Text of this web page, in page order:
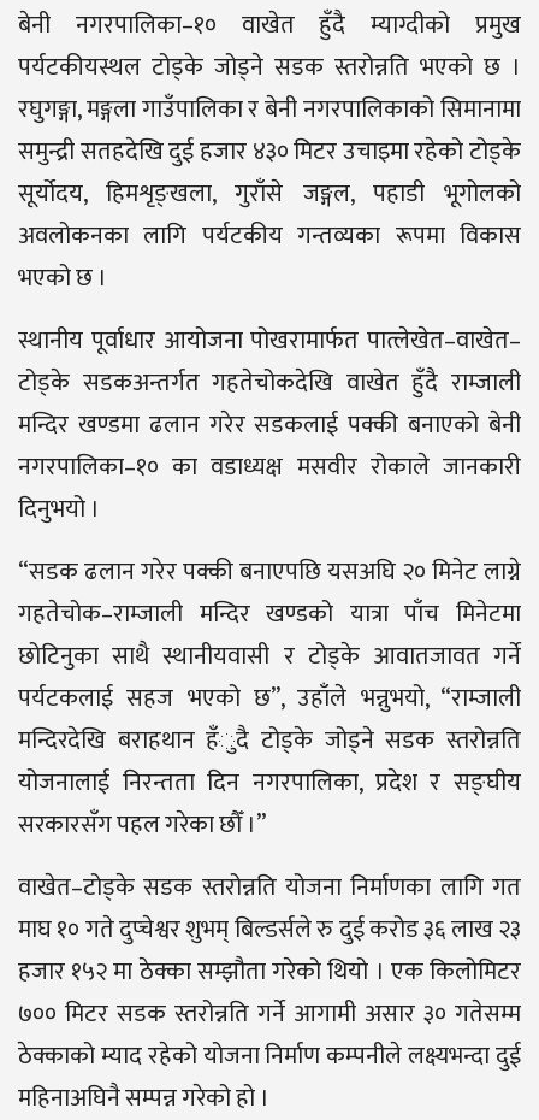
बेनी नगरपालिका–१० वाखेत हुँदै म्याग्दीको प्रमुख
पर्यटकीयस्थल टोड्के जोड्ने सडक स्तरोन्नति भएको छ ।
रघुगङ्गा, मङ्गला गाउँपालिका र बेनी नगरपालिकाको सिमानामा
समुन्द्री सतहदेखि दुई हजार ४३० मिटर उचाइमा रहेको टोड्के
सूर्योदय, हिमशृङ्खला, गुराँसे जङ्गल, पहाडी भूगोलको
अवलोकनका लागि पर्यटकीय गन्तव्यका रूपमा विकास
भएको छ ।
स्थानीय पूर्वाधार आयोजना पोखरामार्फत पात्लेखेत–वाखेत–
टोड्के सडकअन्तर्गत गहतेचोकदेखि वाखेत हुँदै राम्जाली
मन्दिर खण्डमा ढलान गरेर सडकलाई पक्की बनाएको बेनी
नगरपालिका–१० का वडाध्यक्ष मसवीर रोकाले जानकारी
दिनुभयो ।
“सडक ढलान गरेर पक्की बनाएपछि यसअघि २० मिनेट लाग्ने
गहतेचोक–राम्जाली मन्दिर खण्डको यात्रा पाँच मिनेटमा
छोटिनुका साथै स्थानीयवासी र टोड्के आवातजावत गर्ने
पर्यटकलाई सहज भएको छ”, उहाँले भन्नुभयो, “राम्जाली
मन्दिरदेखि बराहथान हँुदै टोड्के जोड्ने सडक स्तरोन्नति
योजनालाई निरन्तता दिन नगरपालिका, प्रदेश र सङ्घीय
सरकारसँग पहल गरेका छौँ ।”
वाखेत–टोड्के सडक स्तरोन्नति योजना निर्माणका लागि गत
माघ १० गते दुप्चेश्वर शुभम् बिल्डर्सले रु दुई करोड ३६ लाख २३
हजार १५२ मा ठेक्का सम्झौता गरेको थियो । एक किलोमिटर
७०० मिटर सडक स्तरोन्नति गर्ने आगामी असार ३० गतेसम्म
ठेक्काको म्याद रहेको योजना निर्माण कम्पनीले लक्ष्यभन्दा दुई
महिनाअघिनै सम्पन्न गरेको हो ।